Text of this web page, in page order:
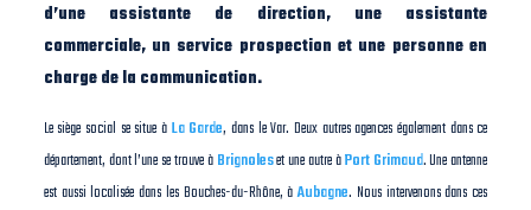
d’une assistante de direction, une assistante
commerciale, un service prospection et une personne en
charge de la communication.
Le siège social se situe àLa Garde, dans le Var. Deux autres agences également dans ce
département, dont l’une se trouve àBrignoleset une autre àPort Grimaud. Une antenne
est aussi localisée dans les Bouches-du-Rhône, àAubagne. Nous intervenons dans ces